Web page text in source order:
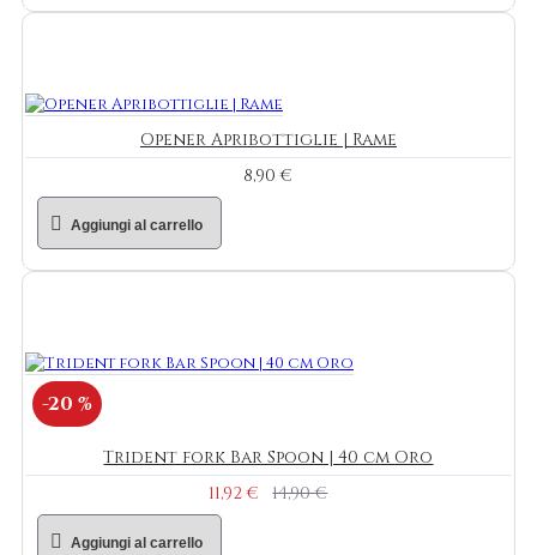
Opener Apribottiglie | Rame
8,90 €
Aggiungi al carrello
-20 %
Trident fork Bar Spoon | 40 cm Oro
11,92 €
14,90 €
Aggiungi al carrello